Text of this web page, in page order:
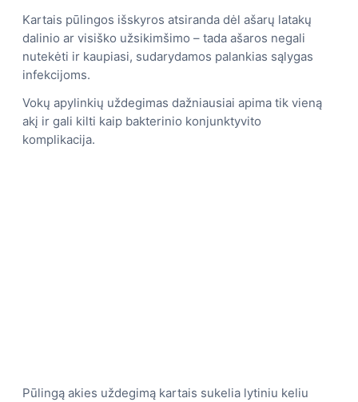
Kartais pūlingos išskyros atsiranda dėl ašarų latakų
dalinio ar visiško užsikimšimo – tada ašaros negali
nutekėti ir kaupiasi, sudarydamos palankias sąlygas
infekcijoms.
Vokų apylinkių uždegimas dažniausiai apima tik vieną
akį ir gali kilti kaip bakterinio konjunktyvito
komplikacija.
Pūlingą akies uždegimą kartais sukelia lytiniu keliu